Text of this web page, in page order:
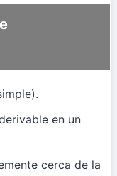
en un
cerca de la